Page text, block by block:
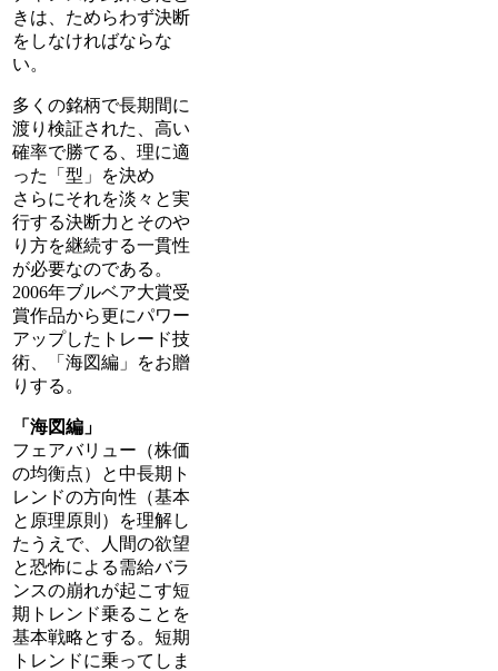
きは、ためらわず決断
をしなければならな
い。
多くの銘柄で長期間に
渡り検証された、高い
確率で勝てる、理に適
った「型」を決め
さらにそれを淡々と実
行する決断力とそのや
り方を継続する一貫性
が必要なのである。
2006年ブルベア大賞受
賞作品から更にパワー
アップしたトレード技
術、「海図編」をお贈
りする。
「海図編」
フェアバリュー（株価
の均衡点）と中長期ト
レンドの方向性（基本
と原理原則）を理解し
たうえで、人間の欲望
と恐怖による需給バラ
ンスの崩れが起こす短
期トレンド乗ることを
基本戦略とする。短期
トレンドに乗ってしま